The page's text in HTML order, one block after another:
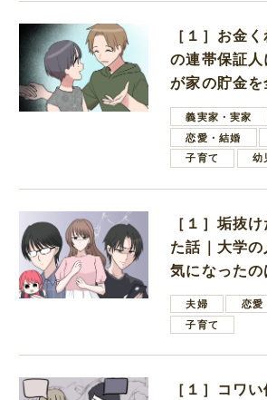
［１］お金
の連帯保証
が家の貯金
しいと言っ
義実家・実家
恋愛・結婚
子育て
幼
［１］垢抜
た話｜大学
気になった
ない男子学生
夫婦 恋愛
子育て
［１］コワ